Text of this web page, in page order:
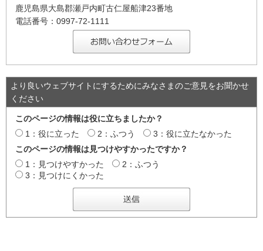
鹿児島県大島郡瀬戸内町古仁屋船津23番地
電話番号：0997-72-1111
より良いウェブサイトにするためにみなさまのご意見をお聞かせ
ください
このページの情報は役に立ちましたか？
1：役に立った
2：ふつう
3：役に立たなかった
このページの情報は見つけやすかったですか？
1：見つけやすかった
2：ふつう
3：見つけにくかった